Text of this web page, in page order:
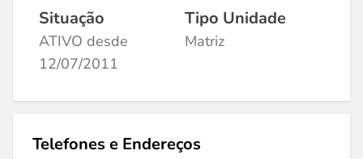
Situação
ATIVO desde
12/07/2011
Tipo Unidade
Matriz
Telefones e Endereços